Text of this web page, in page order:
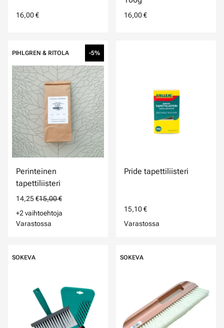
16,00 € 16,00 €
PIHLGREN & RITOLA -5%
Perinteinen
tapettiliisteri
14,25 €15,00 €
+2 vaihtoehtoja
Varastossa
Pride tapettiliisteri
15,10 €
Varastossa
SOKEVA SOKEVA